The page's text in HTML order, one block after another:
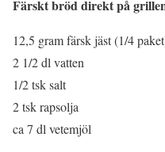
Färskt bröd direkt på
12,5 gram färsk jäst (1/4
2 1/2 dl vatten
1/2 tsk salt
2 tsk rapsolja
ca 7 dl vetemjöl